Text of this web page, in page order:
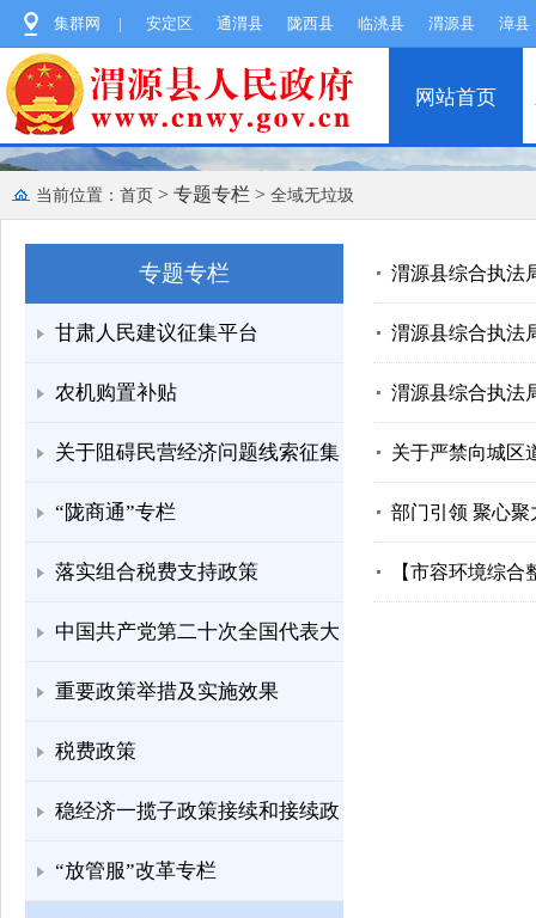
集群网 | 安定区 通渭县 陇西县 临洮县 渭源县 漳县
网站首页
当前位置： 首页 > 专题专栏 > 全域无垃圾
专题专栏
甘肃人民建议征集平台
农机购置补贴
关于阻碍民营经济问题线索征集
“陇商通”专栏
落实组合税费支持政策
中国共产党第二十次全国代表大
会
重要政策举措及实施效果
税费政策
稳经济一揽子政策接续和接续政
策措施
“放管服”改革专栏
渭源县综合执法
渭源县综合执法
渭源县综合执法
关于严禁向城区
部门引领 聚心
【市容环境综